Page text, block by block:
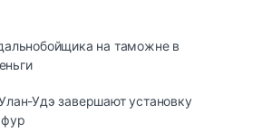
на таможне в
Удэ зaвepшaют ycтaнoвкy